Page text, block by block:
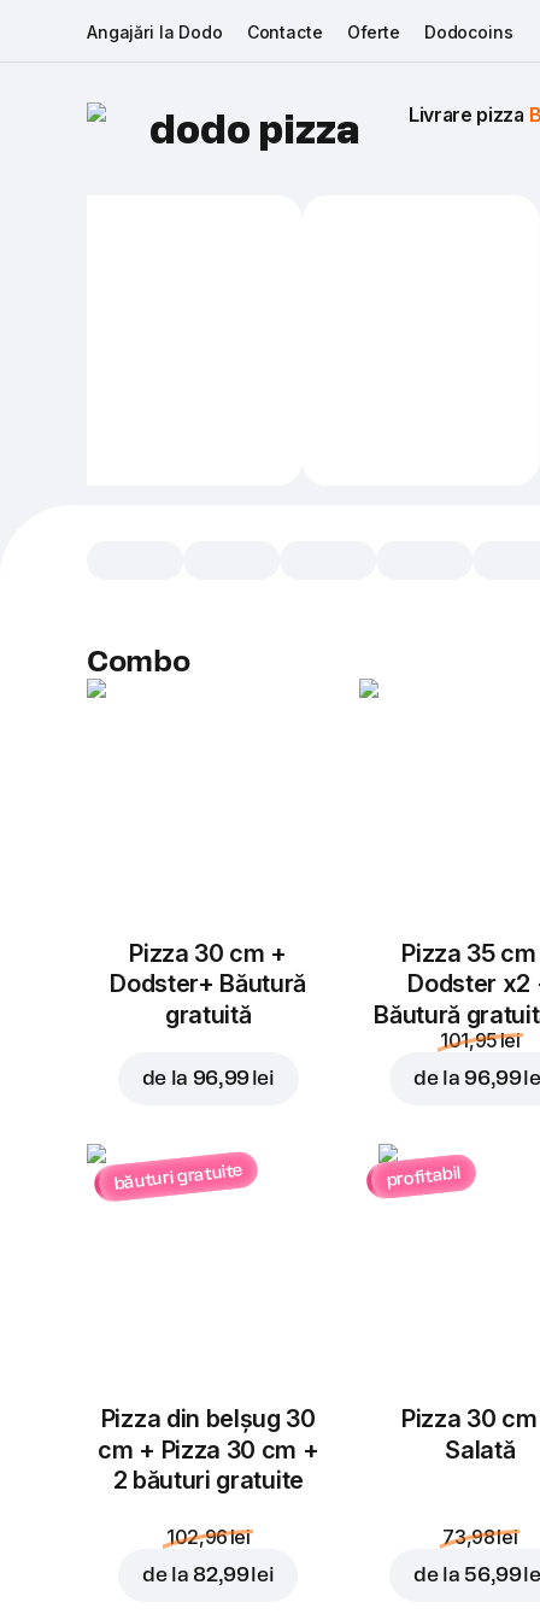
Angajări la Dodo Contacte Oferte Dodocoins
dodo pizza Livrare pizza
Combo
Pizza 30 cm +
Dodster+ Băutură
gratuită
de la 96,99 lei
Pizza 35 cm
Dodster x2
Băutură
101,95 lei
de la 96,99
băuturi gratuite
Pizza din belșug 30
cm + Pizza 30 cm +
2 băuturi gratuite
102,96 lei
de la 82,99 lei
profitabil
Pizza 30
Salată
73,98 lei
de la 56,99